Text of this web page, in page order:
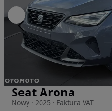
Zdjęcie 1 z 24
Seat Arona
Nowy · 2025 · Faktura VAT